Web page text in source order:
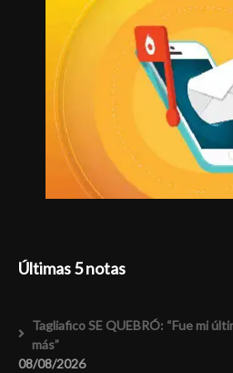
Últimas 5 notas
Tagliafico SE QUEBRÓ: “Fue mi
más”
08/08/2026